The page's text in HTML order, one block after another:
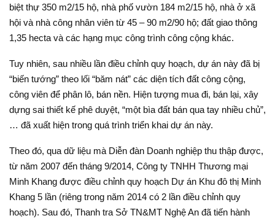
biệt thự 350 m2/15 hộ, nhà phố vườn 184 m2/15 hộ, nhà ở xã
hội và nhà công nhân viên từ 45 – 90 m2/90 hộ; đất giao thông
1,35 hecta và các hạng mục công trình công cộng khác.
Tuy nhiên, sau nhiều lần điều chỉnh quy hoạch, dự án này đã bị
“biến tướng” theo lối “băm nát” các diện tích đất công cộng,
công viên để phân lô, bán nền. Hiện tượng mua đi, bán lại, xây
dựng sai thiết kế phê duyệt, “một bìa đất bán qua tay nhiều chủ”,
… đã xuất hiện trong quá trình triển khai dự án này.
Theo đó, qua dữ liệu mà Diễn đàn Doanh nghiệp thu thập được,
từ năm 2007 đến tháng 9/2014, Công ty TNHH Thương mại
Minh Khang được điều chỉnh quy hoạch Dự án Khu đô thị Minh
Khang 5 lần (riêng trong năm 2014 có 2 lần điều chỉnh quy
hoạch). Sau đó, Thanh tra Sở TN&MT Nghệ An đã tiến hành